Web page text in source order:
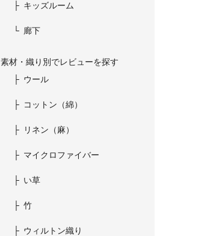
キッズルーム
廊下
素材・織り別でレビューを探す
ウール
コットン（綿）
リネン（麻）
マイクロファイバー
い草
竹
ウィルトン織り